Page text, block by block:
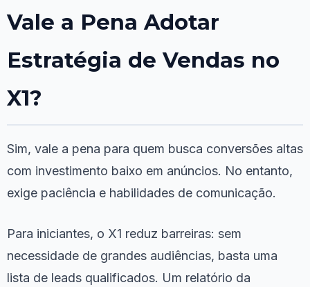
Vale a Pena Adotar
Estratégia de Vendas no
X1?
Sim, vale a pena para quem busca conversões altas
com investimento baixo em anúncios. No entanto,
exige paciência e habilidades de comunicação.
Para iniciantes, o X1 reduz barreiras: sem
necessidade de grandes audiências, basta uma
lista de leads qualificados. Um relatório da